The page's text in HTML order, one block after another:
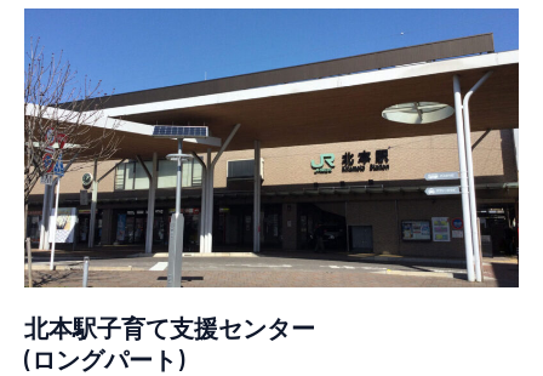
北本駅子育て支援センター
(ロングパート)